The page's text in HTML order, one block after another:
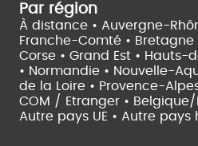
Par région
À distance • Auvergne-
Franche-Comté • Bretagne
Corse • Grand Est • Hauts-
• Normandie • Nouvelle-
de la Loire • Provence-
COM / Etranger • Belgique/
Autre pays UE • Autre pays